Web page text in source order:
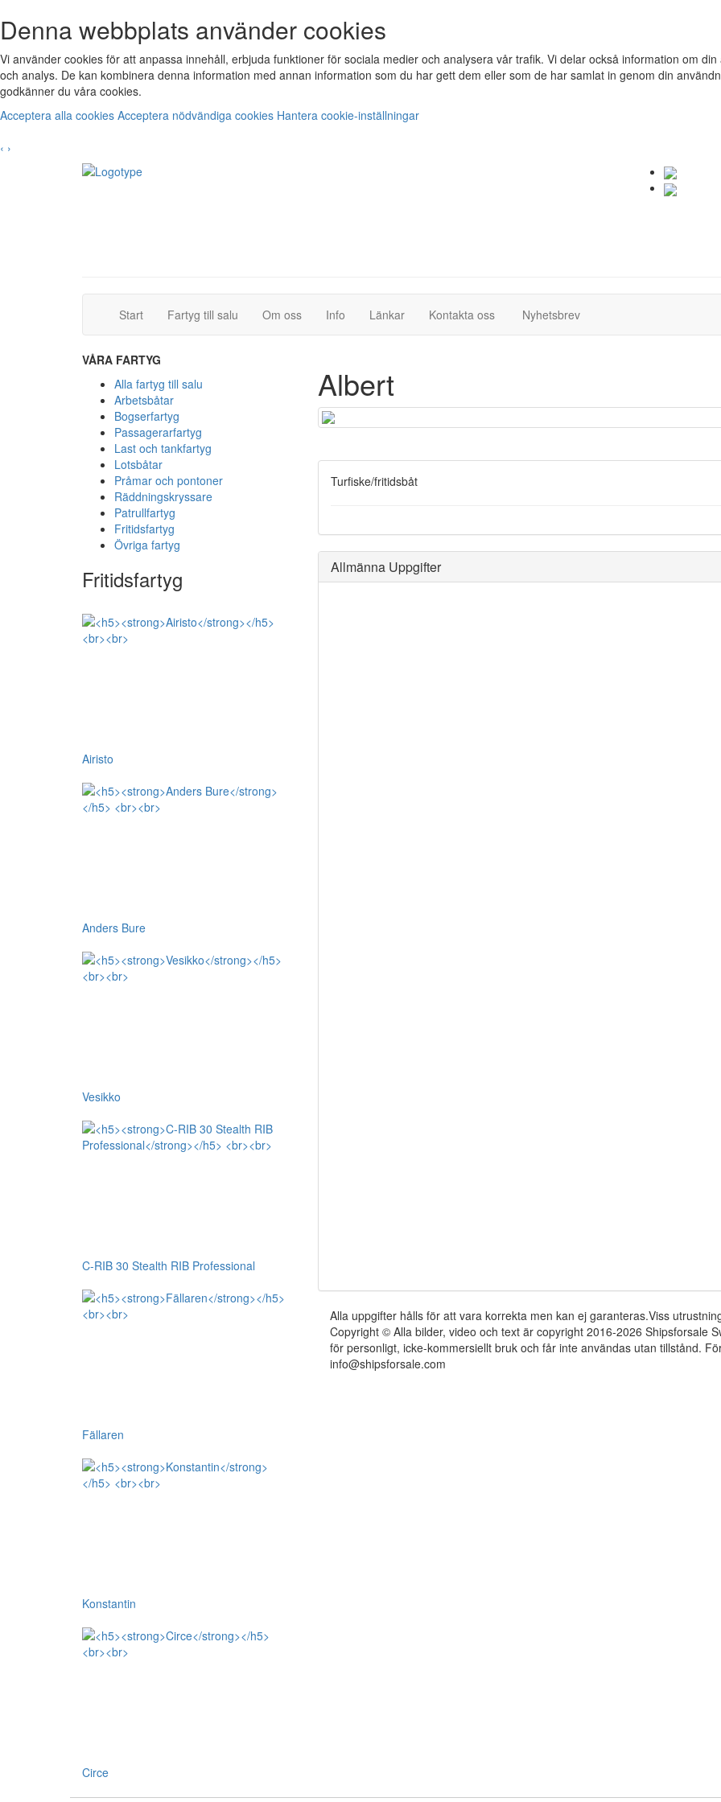
Denna webbplats använder cookies
Vi använder cookies för att anpassa innehåll, erbjuda funktioner för sociala medier och analysera vår trafik. Vi delar också information om
och analys. De kan kombinera denna information med annan information som du har gett dem eller som de har samlat in genom din
godkänner du våra cookies.
Acceptera alla cookies Acceptera nödvändiga cookies Hantera cookie-inställningar
‹ ›
Start(current)Fartyg till salu (current)Om oss Info Länkar Kontakta oss(current)Nyhetsbrev(current)
VÅRA FARTYG
Alla fartyg till salu
Arbetsbåtar
Bogserfartyg
Passagerarfartyg
Last och tankfartyg
Lotsbåtar
Pråmar och pontoner
Räddningskryssare
Patrullfartyg
Fritidsfartyg
Övriga fartyg
Fritidsfartyg
Airisto
Anders Bure
Vesikko
C-RIB 30 Stealth RIB Professional
Fällaren
Konstantin
Circe
Albert
Turfiske/fritidsbåt
Allmänna Uppgifter
Alla uppgifter hålls för att vara korrekta men kan ej garanteras.Viss
Copyright © Alla bilder, video och text är copyright 2016-2026 Shipsforsale
för personligt, icke-kommersiellt bruk och får inte användas utan tillstånd.
info@shipsforsale.com